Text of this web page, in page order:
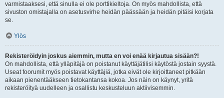
varmistaaksesi, että sinulla ei ole porttikieltoja. On myös mahdollista, että
sivuston omistajalla on asetusvirhe heidän päässään ja heidän pitäisi korjata
se.
Ylös
Rekisteröidyin joskus aiemmin, mutta en voi enää kirjautua sisään?!
On mahdollista, että ylläpitäjä on poistanut käyttäjätilisi käytöstä jostain syystä.
Useat foorumit myös poistavat käyttäjiä, jotka eivät ole kirjoittaneet pitkään
aikaan pienentääkseen tietokantansa kokoa. Jos näin on käynyt, yritä
rekisteröityä uudelleen ja osallistu keskusteluun aktiivisemmin.